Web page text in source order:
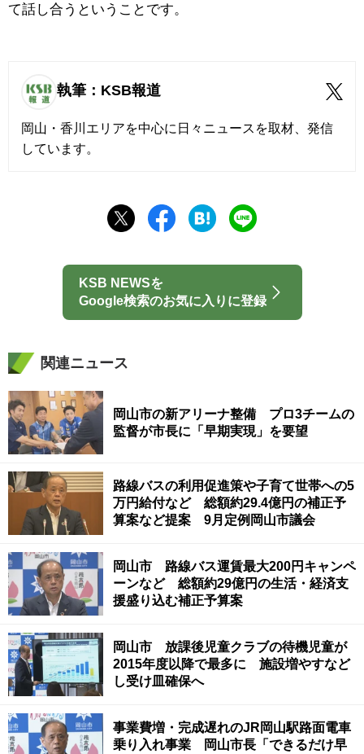
て話し合うということです。
執筆：KSB報道
岡山・香川エリアを中心に日々ニュースを取材、発信
しています。
KSB NEWSを
Google検索のお気に入りに登録
関連ニュース
岡山市の新アリーナ整備 プロ3チームの
監督が市長に「早期実現」を要望
路線バスの利用促進策や子育て世帯への5
万円給付など 総額約29.4億円の補正予
算案など提案 9月定例岡山市議会
岡山市 路線バス運賃最大200円キャンペ
ーンなど 総額約29億円の生活・経済支
援盛り込む補正予算案
岡山市 放課後児童クラブの待機児童が
2015年度以降で最多に 施設増やすなど
し受け皿確保へ
事業費増・完成遅れのJR岡山駅路面電車
乗り入れ事業 岡山市長「できるだけ早